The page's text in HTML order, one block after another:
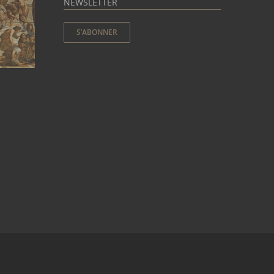
S’ABONNER